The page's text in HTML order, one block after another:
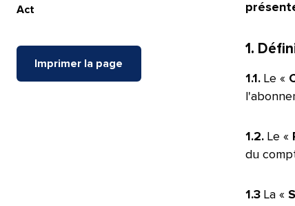
Act​​
Imprimer la page​​
1.
1.1. Le «
1.2.Le «
du
1.3 La «